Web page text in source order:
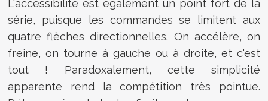
L'accessibilité est également un point fort de la
série, puisque les commandes se limitent aux
quatre flèches directionnelles. On accélère, on
freine, on tourne à gauche ou à droite, et c'est
tout ! Paradoxalement, cette simplicité
apparente rend la compétition très pointue.